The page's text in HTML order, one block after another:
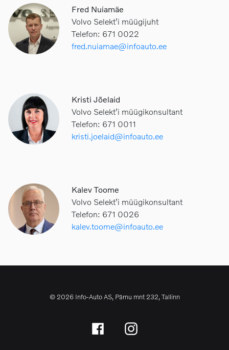
Fred Nuiamäe
Volvo Selekt’i müügijuht
Telefon: 671 0022
fred.nuiamae@infoauto.ee
Kristi Jõelaid
Volvo Selekt’i müügikonsultant
Telefon: 671 0011
kristi.joelaid@infoauto.ee
Kalev Toome
Volvo Selekt’i müügikonsultant
Telefon: 671 0026
kalev.toome@infoauto.ee
© 2026 Info-Auto AS, Pärnu mnt 232, Tallinn